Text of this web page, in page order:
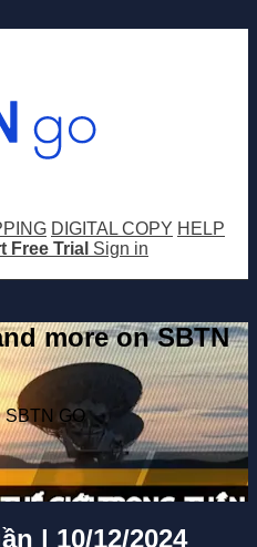
DIGITAL COPY HELP
Free Trial Sign in
more on SBTN
SBTN GO
| 10/12/2024